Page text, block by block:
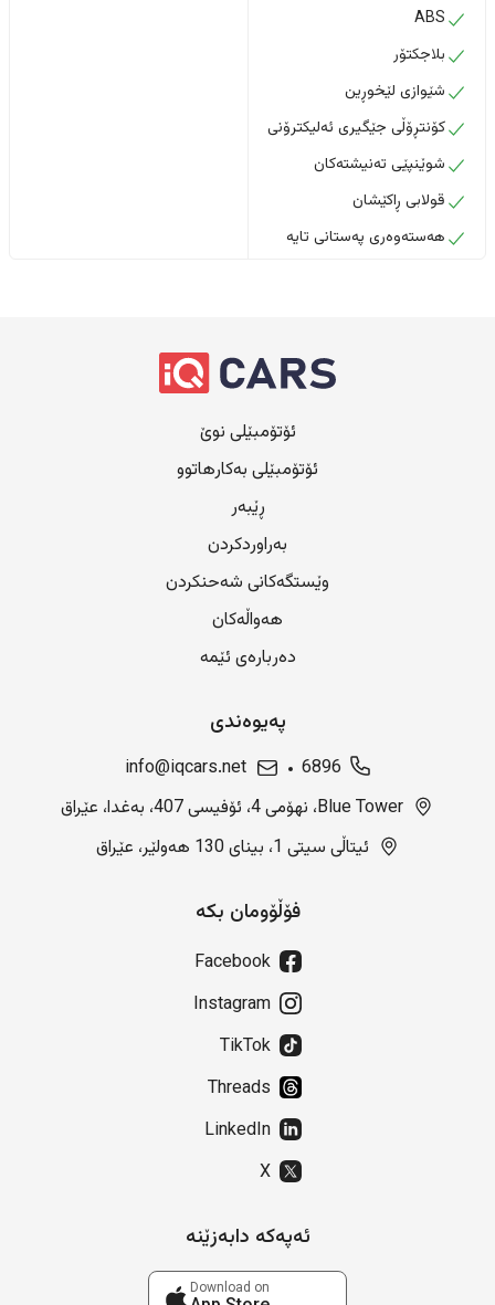
ABS
بلاجکتۆر
شێوازی لێخوڕین
کۆنتڕۆڵی جێگیری ئەلیکترۆنی
شوێنپێی تەنیشتەکان
قولابی ڕاکێشان
هەستەوەری پەستانی تایە
ئۆتۆمبێلی نوێ
ئۆتۆمبێلی بەکارهاتوو
ڕێبەر
بەراوردکردن
وێستگەکانی شەحنکردن
هەواڵەکان
دەربارەی ئێمە
پەیوەندی
6896
info@iqcars.net
Blue Tower، نهۆمی 4، ئۆفیسی 407، بەغدا، عێراق
ئیتاڵی سیتی 1، بینای 130 هەولێر، عێراق
فۆڵۆومان بکە
Facebook
Instagram
TikTok
Threads
LinkedIn
X
ئەپەکە دابەزێنە
Download on